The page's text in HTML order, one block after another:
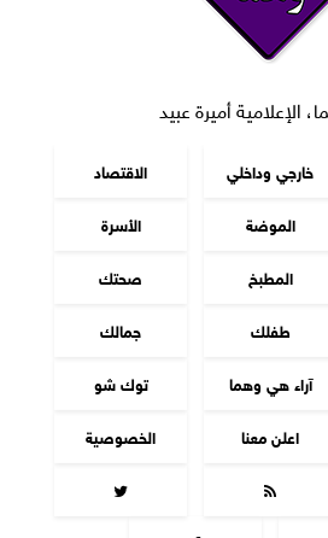
الإعلامية أميرة عبيد
خارجي وداخلي
الاقتصاد
الموضة
الأسرة
المطبخ
صحتك
طفلك
جمالك
آراء هي وهما
توك شو
اعلن معنا
الخصوصية

